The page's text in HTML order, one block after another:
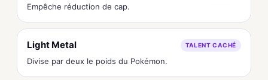
Empêche réduction de cap.
Light Metal TALENT CACHÉ
Divise par deux le poids du Pokémon.